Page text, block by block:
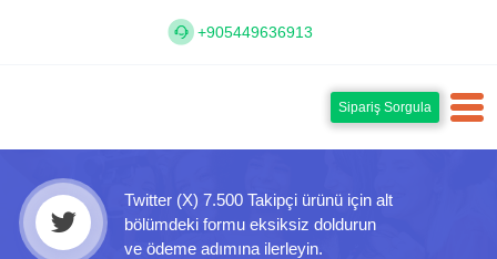
+905449636913
Sipariş Sorgula
Twitter (X) 7.500 Takipçi ürünü için alt
bölümdeki formu eksiksiz doldurun
ve ödeme adımına ilerleyin.